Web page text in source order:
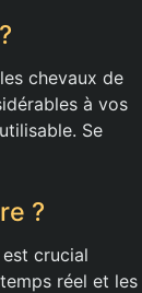
chevaux de
à vos
Se
?
crucial
réel et les